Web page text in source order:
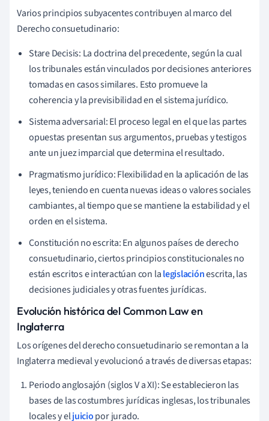
Varios principios subyacentes contribuyen al marco del
Derecho consuetudinario:
Stare Decisis: La doctrina del precedente, según la cual
los tribunales están vinculados por decisiones anteriores
tomadas en casos similares. Esto promueve la
coherencia y la previsibilidad en el sistema jurídico.
Sistema adversarial: El proceso legal en el que las partes
opuestas presentan sus argumentos, pruebas y testigos
ante un juez imparcial que determina el resultado.
Pragmatismo jurídico: Flexibilidad en la aplicación de las
leyes, teniendo en cuenta nuevas ideas o valores sociales
cambiantes, al tiempo que se mantiene la estabilidad y el
orden en el sistema.
Constitución no escrita: En algunos países de derecho
consuetudinario, ciertos principios constitucionales no
están escritos e interactúan con lalegislaciónescrita, las
decisiones judiciales y otras fuentes jurídicas.
Evolución histórica del Common Law en
Inglaterra
Los orígenes del derecho consuetudinario se remontan a la
Inglaterra medieval y evolucionó a través de diversas etapas:
Periodo anglosajón (siglos V a XI): Se establecieron las
bases de las costumbres jurídicas inglesas, los tribunales
locales y eljuiciopor jurado.